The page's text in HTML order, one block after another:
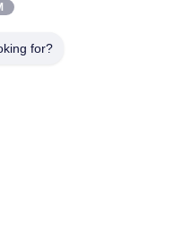
for?